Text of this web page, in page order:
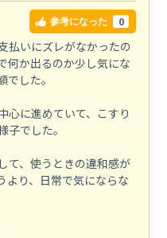
参考になった 0
払いにズレがなかったの
何か出るのか少し気にな
した。
心に進めていて、こすり
でした。
て、使うときの違和感が
より、日常で気にならな